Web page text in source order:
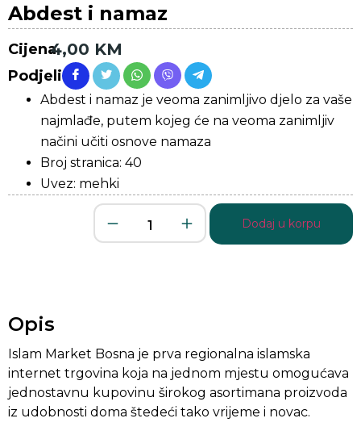
Abdest i namaz
Cijena4,00 KM
Podjeli
Abdest i namaz je veoma zanimljivo djelo za vaše
najmlađe, putem kojeg će na veoma zanimljiv
načini učiti osnove namaza
Broj stranica: 40
Uvez: mehki
Dodaj u korpu
Opis
Islam Market Bosna je prva regionalna islamska
internet trgovina koja na jednom mjestu omogućava
jednostavnu kupovinu širokog asortimana proizvoda
iz udobnosti doma štedeći tako vrijeme i novac.